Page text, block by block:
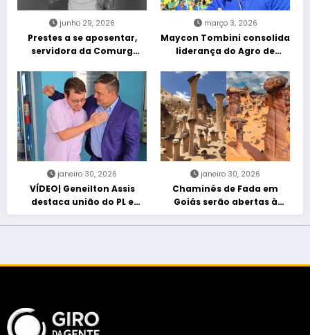
junho 29, 2026
Prestes a se aposentar,
servidora da Comurg
entra em protocolo de
morte encefálica
março 3, 2026
Maycon Tombini consolida
liderança do Agro de
“Acorda Brasil” em Goiânia
janeiro 30, 2026
VÍDEO| Geneilton Assis
destaca união do PL e
consolidação de apoio a
Maycon Tombini em Jataí
janeiro 30, 2026
Chaminés de Fada em
Goiás serão abertas à
visitação controlada